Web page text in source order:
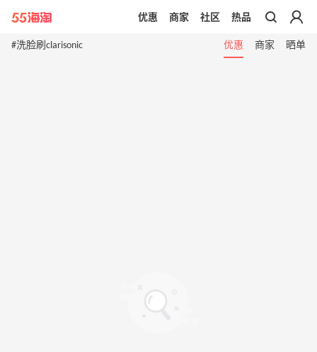
带你去官网买正品
优惠 商家 社区 热品
#洗脸刷clarisonic 优惠 商家 晒单